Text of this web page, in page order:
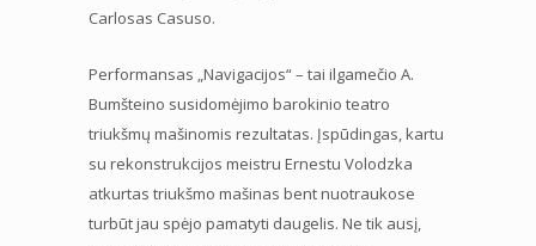
Carlosas Casuso.
Performansas „Navigacijos“ – tai ilgamečio A.
Bumšteino susidomėjimo barokinio teatro
triukšmų mašinomis rezultatas. Įspūdingas, kartu
su rekonstrukcijos meistru Ernestu Volodzka
atkurtas triukšmo mašinas bent nuotraukose
turbūt jau spėjo pamatyti daugelis. Ne tik ausį,